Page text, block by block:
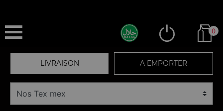
0
LIVRAISON A EMPORTER